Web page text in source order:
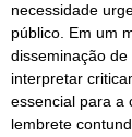
necessidade
público. Em um
disseminação
interpretar
essencial para a
lembrete